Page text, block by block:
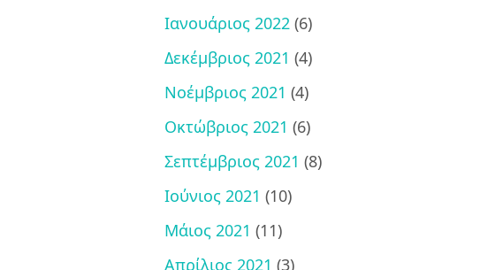
Ιανουάριος 2022 (6)
Δεκέμβριος 2021 (4)
Νοέμβριος 2021 (4)
Οκτώβριος 2021 (6)
Σεπτέμβριος 2021 (8)
Ιούνιος 2021 (10)
Μάιος 2021 (11)
Απρίλιος 2021 (3)